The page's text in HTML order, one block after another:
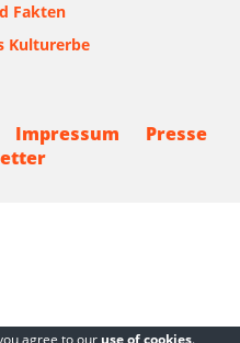
Fakten
Kulturerbe
Impressum
Presse
agree to our use of cookies.